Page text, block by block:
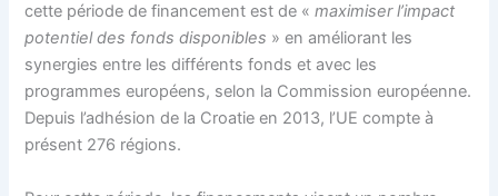
cette période de financement est de «maximiser l’impact
potentiel des fonds disponibles » en améliorant les
synergies entre les différents fonds et avec les
programmes européens, selon la Commission européenne.
Depuis l’adhésion de la Croatie en 2013, l’UE compte à
présent 276 régions.